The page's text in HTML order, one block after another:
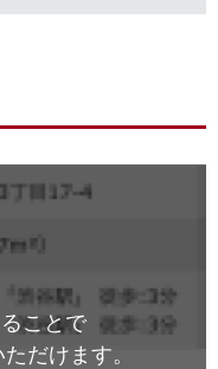
ことで
だけます。